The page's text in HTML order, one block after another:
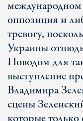
оппозиция и
тревогу,
Украины
Поводом для
выступление
Владимира
сцены